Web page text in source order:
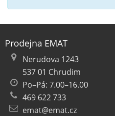
Prodejna EMAT
Nerudova 1243
537 01 Chrudim
Po–Pá: 7.00–16.00
469 622 733
emat@emat.cz